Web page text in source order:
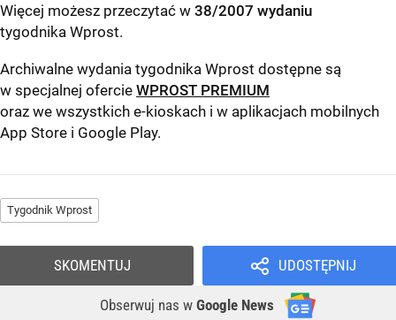
Więcej możesz przeczytać w 38/2007 wydaniu
tygodnika Wprost.
Archiwalne wydania tygodnika Wprost dostępne są
w specjalnej ofercie WPROST PREMIUM
oraz we wszystkich e-kioskach i w aplikacjach mobilnych
App Store i Google Play.
Tygodnik Wprost
UDOSTĘPNIJ
Obserwuj nas w Google News
SKOMENTUJ